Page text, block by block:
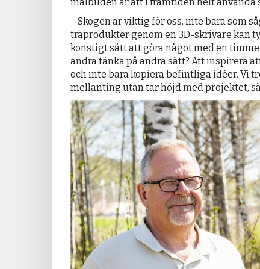
– Skogen är viktig för oss, inte bara som
träprodukter genom en 3D-skrivare kan
konstigt sätt att göra något med en
andra tänka på andra sätt? Att inspirera
och inte bara kopiera befintliga idéer. Vi
mellanting utan tar höjd med projektet,